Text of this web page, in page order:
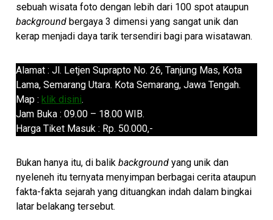
sebuah wisata foto dengan lebih dari 100 spot ataupun
backgroundbergaya 3 dimensi yang sangat unik dan
kerap menjadi daya tarik tersendiri bagi para wisatawan.
Alamat : Jl. Letjen Suprapto No. 26, Tanjung Mas, Kota
Lama, Semarang Utara. Kota Semarang, Jawa Tengah.
Map :klik disini.
Jam Buka : 09.00 – 18.00 WIB.
Harga Tiket Masuk : Rp. 50.000,-
Bukan hanya itu, di balikbackgroundyang unik dan
nyeleneh itu ternyata menyimpan berbagai cerita ataupun
fakta-fakta sejarah yang dituangkan indah dalam bingkai
latar belakang tersebut.